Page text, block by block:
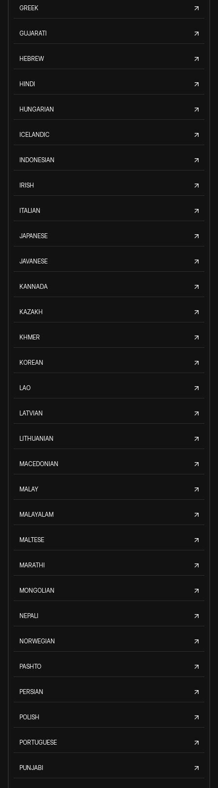
GREEK
GUJARATI
HEBREW
HINDI
HUNGARIAN
ICELANDIC
INDONESIAN
IRISH
ITALIAN
JAPANESE
JAVANESE
KANNADA
KAZAKH
KHMER
KOREAN
LAO
LATVIAN
LITHUANIAN
MACEDONIAN
MALAY
MALAYALAM
MALTESE
MARATHI
MONGOLIAN
NEPALI
NORWEGIAN
PASHTO
PERSIAN
POLISH
PORTUGUESE
PUNJABI